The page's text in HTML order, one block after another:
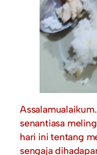
senantiasa
hari ini tentang
sengaja